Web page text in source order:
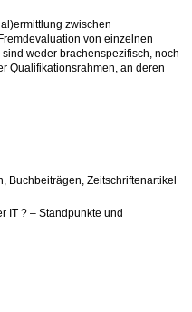
zwischen
von einzelnen
weder brachenspezifisch, noch
Qualifikationsrahmen, an deren
Buchbeiträgen, Zeitschriftenartikel
IT ? – Standpunkte und